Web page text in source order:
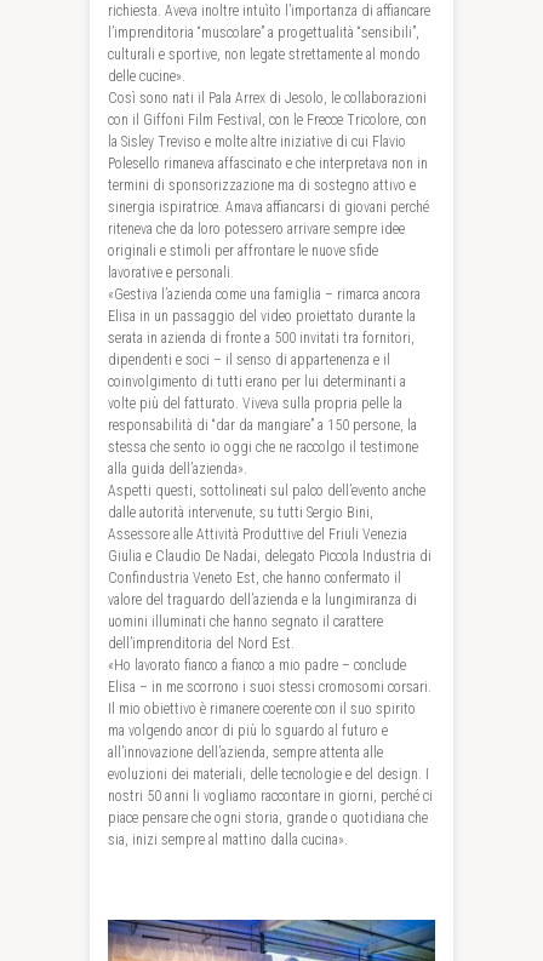
richiesta. Aveva inoltre intuìto l’importanza di affiancare
l’imprenditoria “muscolare” a progettualità “sensibili”,
culturali e sportive, non legate strettamente al mondo
delle cucine».
Così sono nati il Pala Arrex di Jesolo, le collaborazioni
con il Giffoni Film Festival, con le Frecce Tricolore, con
la Sisley Treviso e molte altre iniziative di cui Flavio
Polesello rimaneva affascinato e che interpretava non in
termini di sponsorizzazione ma di sostegno attivo e
sinergia ispiratrice. Amava affiancarsi di giovani perché
riteneva che da loro potessero arrivare sempre idee
originali e stimoli per affrontare le nuove sfide
lavorative e personali.
«Gestiva l’azienda come una famiglia – rimarca ancora
Elisa in un passaggio del video proiettato durante la
serata in azienda di fronte a 500 invitati tra fornitori,
dipendenti e soci – il senso di appartenenza e il
coinvolgimento di tutti erano per lui determinanti a
volte più del fatturato. Viveva sulla propria pelle la
responsabilità di “dar da mangiare” a 150 persone, la
stessa che sento io oggi che ne raccolgo il testimone
alla guida dell’azienda».
Aspetti questi, sottolineati sul palco dell’evento anche
dalle autorità intervenute, su tutti Sergio Bini,
Assessore alle Attività Produttive del Friuli Venezia
Giulia e Claudio De Nadai, delegato Piccola Industria di
Confindustria Veneto Est, che hanno confermato il
valore del traguardo dell’azienda e la lungimiranza di
uomini illuminati che hanno segnato il carattere
dell’imprenditoria del Nord Est.
«Ho lavorato fianco a fianco a mio padre – conclude
Elisa – in me scorrono i suoi stessi cromosomi corsari.
Il mio obiettivo è rimanere coerente con il suo spirito
ma volgendo ancor di più lo sguardo al futuro e
all’innovazione dell’azienda, sempre attenta alle
evoluzioni dei materiali, delle tecnologie e del design. I
nostri 50 anni li vogliamo raccontare in giorni, perché ci
piace pensare che ogni storia, grande o quotidiana che
sia, inizi sempre al mattino dalla cucina».